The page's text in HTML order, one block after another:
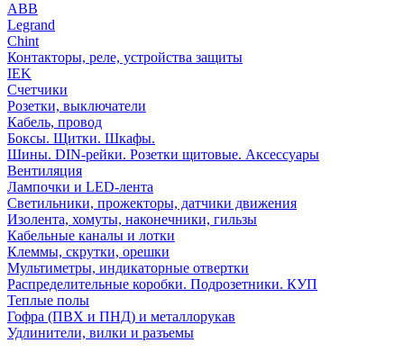
АВВ
Legrand
Chint
Контакторы, реле, устройства защиты
IEK
Счетчики
Розетки, выключатели
Кабель, провод
Боксы. Щитки. Шкафы.
Шины. DIN-рейки. Розетки щитовые. Аксессуары
Вентиляция
Лампочки и LED-лента
Светильники, прожекторы, датчики движения
Изолента, хомуты, наконечники, гильзы
Кабельные каналы и лотки
Клеммы, скрутки, орешки
Мультиметры, индикаторные отвертки
Распределительные коробки. Подрозетники. КУП
Теплые полы
Гофра (ПВХ и ПНД) и металлорукав
Удлинители, вилки и разъемы